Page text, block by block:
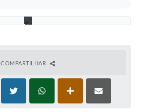
COMPARTILHAR